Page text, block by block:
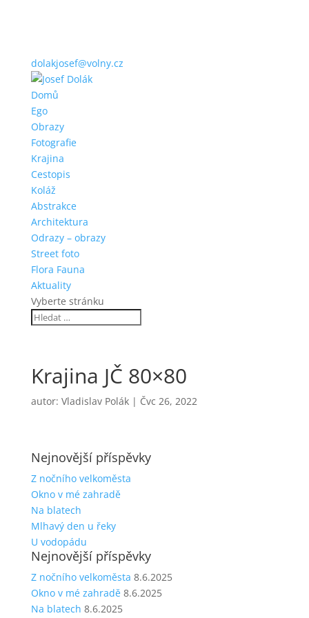
dolakjosef@volny.cz
Domů
Ego
Obrazy
Fotografie
Krajina
Cestopis
Koláž
Abstrakce
Architektura
Odrazy – obrazy
Street foto
Flora Fauna
Aktuality
Vyberte stránku
Krajina JČ 80×80
autor: Vladislav Polák| Čvc 26, 2022
Nejnovější příspěvky
Z nočního velkoměsta
Okno v mé zahradě
Na blatech
Mlhavý den u řeky
U vodopádu
Nejnovější příspěvky
Z nočního velkoměsta 8.6.2025
Okno v mé zahradě 8.6.2025
Na blatech 8.6.2025